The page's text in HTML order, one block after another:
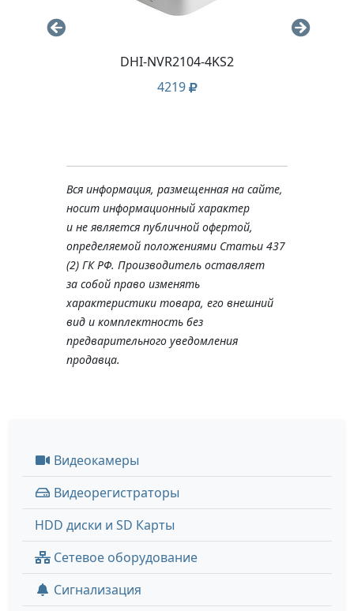
DHI-NVR2104-4KS2
4219
Вся информация, размещенная на сайте,
носит информационный характер
и не является публичной офертой,
определяемой положениями Статьи 437
(2) ГК РФ. Производитель оставляет
за собой право изменять
характеристики товара, его внешний
вид и комплектность без
предварительного уведомления
продавца.
Видеокамеры
Видеорегистраторы
HDD диски и SD Карты
Сетевое оборудование
Сигнализация